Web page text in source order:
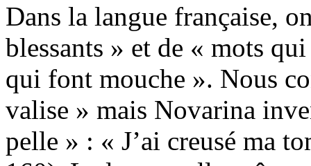
Dans la langue française,
blessants » et de « mots
qui font mouche ». Nous
valise » mais Novarina
pelle » : « J’ai creusé ma